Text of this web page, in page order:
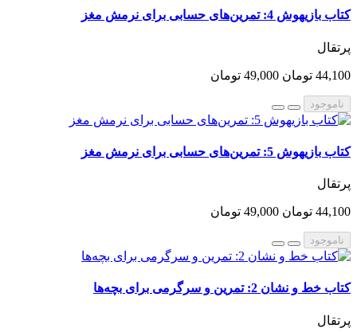
کتاب بازیهوش 4: تمرین‌های حسابی برای نرمش مغز
پرتقال
44,100 تومان 49,000 تومان
ناموجود
کتاب بازیهوش 5: تمرین‌های حسابی برای نرمش مغز
پرتقال
44,100 تومان 49,000 تومان
ناموجود
کتاب خط و نشان 2: تمرین و سرگرمی برای بچه‌ها
پرتقال